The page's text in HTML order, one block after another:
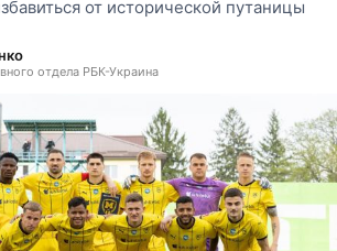
от исторической путаницы
отдела РБК-Украина